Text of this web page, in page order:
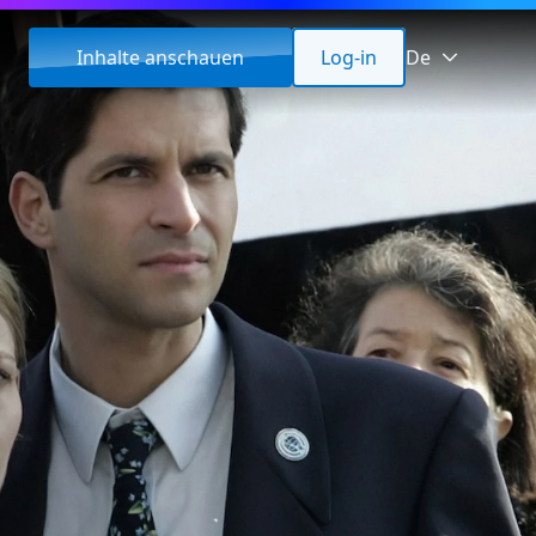
Inhalte anschauen Log-in De